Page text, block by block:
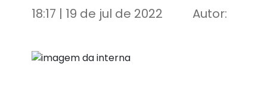
18:17 | 19 de jul de 2022 Autor: